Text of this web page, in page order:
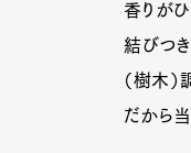
香りが
結びつ
（樹木
だから